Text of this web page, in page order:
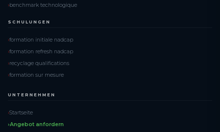
benchmark technologique
SCHULUNGEN
formation initiale nadcap
formation refresh nadcap
recyclage qualifications
formation sur mesure
UNTERNEHMEN
Startseite
Angebot anfordern